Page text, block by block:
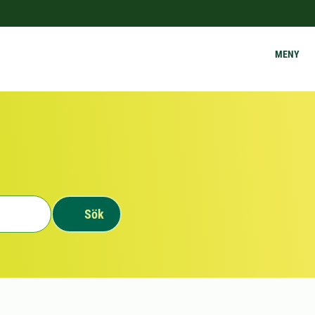
MENY
Sök